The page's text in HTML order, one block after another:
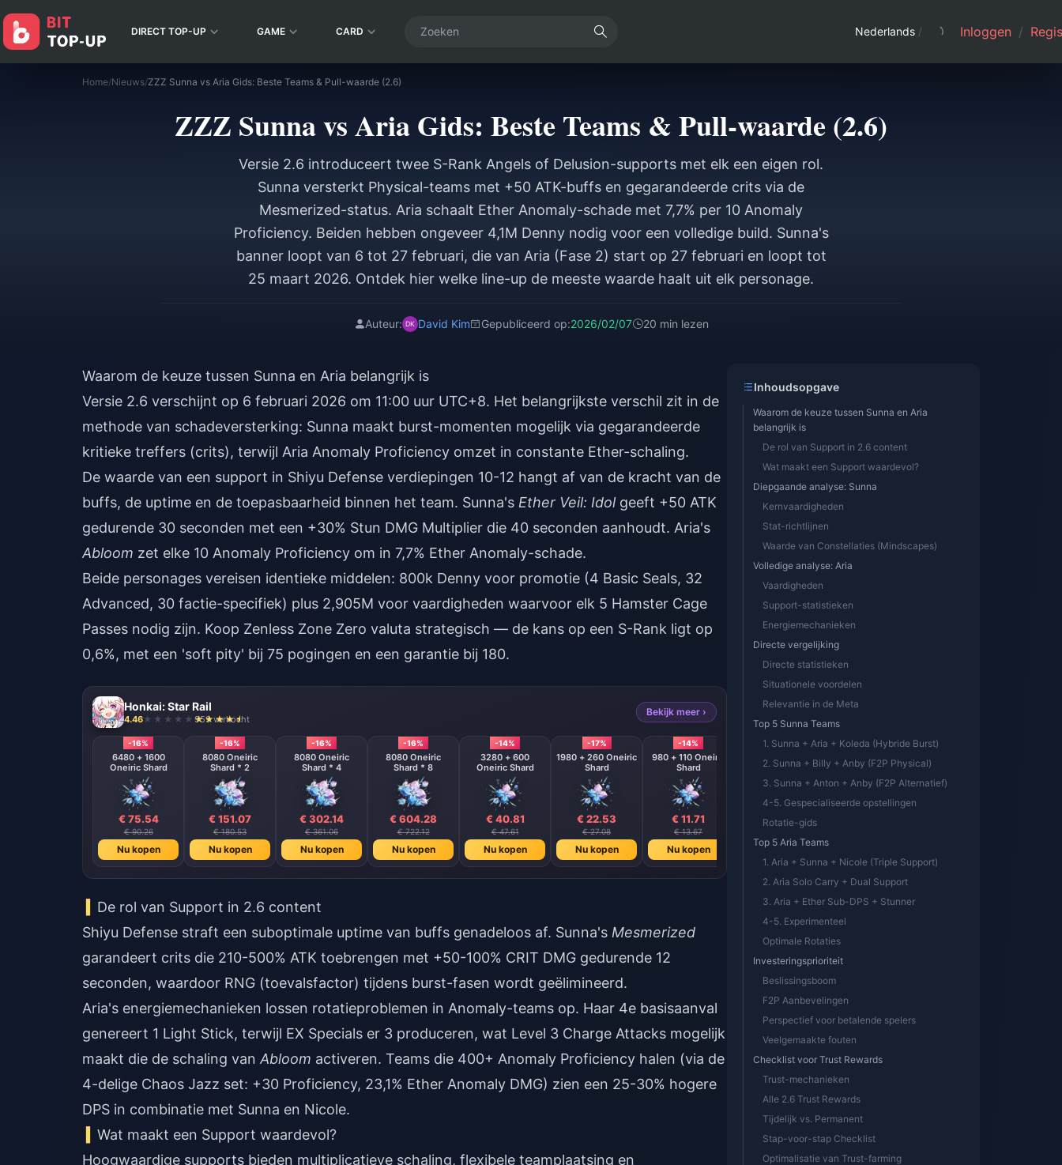
DIRECT TOP-UP GAME CARD Nederlands / Inloggen /
Home/Nieuws/ZZZ Sunna vs Aria Gids: Beste Teams & Pull-waarde (2.6)
ZZZ Sunna vs Aria Gids: Beste Teams & Pull-waarde (2.6)
Versie 2.6 introduceert twee S-Rank Angels of Delusion-supports met elk een eigen rol.
Sunna versterkt Physical-teams met +50 ATK-buffs en gegarandeerde crits via de
Mesmerized-status. Aria schaalt Ether Anomaly-schade met 7,7% per 10 Anomaly
Proficiency. Beiden hebben ongeveer 4,1M Denny nodig voor een volledige build. Sunna's
banner loopt van 6 tot 27 februari, die van Aria (Fase 2) start op 27 februari en loopt tot
25 maart 2026. Ontdek hier welke line-up de meeste waarde haalt uit elk personage.
Auteur: David Kim Gepubliceerd op:2026/02/07 20 min lezen
Waarom de keuze tussen Sunna en Aria belangrijk is
Versie 2.6 verschijnt op 6 februari 2026 om 11:00 uur UTC+8. Het belangrijkste verschil zit in de
methode van schadeversterking: Sunna maakt burst-momenten mogelijk via gegarandeerde
kritieke treffers (crits), terwijl Aria Anomaly Proficiency omzet in constante Ether-schaling.
De waarde van een support in Shiyu Defense verdiepingen 10-12 hangt af van de kracht van de
buffs, de uptime en de toepasbaarheid binnen het team. Sunna's Ether Veil: Idolgeeft +50 ATK
gedurende 30 seconden met een +30% Stun DMG Multiplier die 40 seconden aanhoudt. Aria's
Abloom zet elke 10 Anomaly Proficiency om in 7,7% Ether Anomaly-schade.
Beide personages vereisen identieke middelen: 800k Denny voor promotie (4 Basic Seals, 32
Advanced, 30 factie-specifiek) plus 2,905M voor vaardigheden waarvoor elk 5 Hamster Cage
Passes nodig zijn. Koop Zenless Zone Zero valuta strategisch — de kans op een S-Rank ligt op
0,6%, met een 'soft pity' bij 75 pogingen en een garantie bij 180.
Honkai: Star Rail
4.46 959 verkocht
Bekijk meer ›
-16%
6480 + 1600
Oneiric Shard
€ 75.54
€ 90.26
Nu kopen
-16%
8080 Oneiric
Shard * 2
€ 151.07
€ 180.53
Nu kopen
-16%
8080 Oneiric
Shard * 4
€ 302.14
€ 361.06
Nu kopen
-16%
8080 Oneiric
Shard * 8
€ 604.28
€ 722.12
Nu kopen
-14%
3280 + 600
Oneiric Shard
€ 40.81
€ 47.61
Nu kopen
-17%
1980 + 260 Oneiric
Shard
€ 22.53
€ 27.08
Nu kopen
-14%
980 + 110 Oneiric
Shard
€ 11.71
€ 13.67
Nu kopen
-17%
Express Supply
Pass
€ 3.76
Nu kopen
-17%
300 + 30 Oneiric
Shard
60 Oneiric Shard
De rol van Support in 2.6 content
Shiyu Defense straft een suboptimale uptime van buffs genadeloos af. Sunna's Mesmerized
garandeert crits die 210-500% ATK toebrengen met +50-100% CRIT DMG gedurende 12
seconden, waardoor RNG (toevalsfactor) tijdens burst-fasen wordt geëlimineerd.
Aria's energiemechanieken lossen rotatieproblemen in Anomaly-teams op. Haar 4e basisaanval
genereert 1 Light Stick, terwijl EX Specials er 3 produceren, wat Level 3 Charge Attacks mogelijk
maakt die de schaling van Abloom activeren. Teams die 400+ Anomaly Proficiency halen (via de
4-delige Chaos Jazz set: +30 Proficiency, 23,1% Ether Anomaly DMG) zien een 25-30% hogere
DPS in combinatie met Sunna en Nicole.
Wat maakt een Support waardevol?
Hoogwaardige supports bieden multiplicatieve schaling, flexibele teamplaatsing en
Inhoudsopgave
Waarom de keuze tussen Sunna en Aria
belangrijk is
De rol van Support in 2.6 content
Wat maakt een Support waardevol?
Diepgaande analyse: Sunna
Kernvaardigheden
Stat-richtlijnen
Waarde van Constellaties (Mindscapes)
Volledige analyse: Aria
Vaardigheden
Support-statistieken
Energiemechanieken
Directe vergelijking
Directe statistieken
Situationele voordelen
Relevantie in de Meta
Top 5 Sunna Teams
1. Sunna + Aria + Koleda (Hybride Burst)
2. Sunna + Billy + Anby (F2P Physical)
3. Sunna + Anton + Anby (F2P Alternatief)
4-5. Gespecialiseerde opstellingen
Rotatie-gids
Top 5 Aria Teams
1. Aria + Sunna + Nicole (Triple Support)
2. Aria Solo Carry + Dual Support
3. Aria + Ether Sub-DPS + Stunner
4-5. Experimenteel
Optimale Rotaties
Investeringsprioriteit
Beslissingsboom
F2P Aanbevelingen
Perspectief voor betalende spelers
Veelgemaakte fouten
Checklist voor Trust Rewards
Trust-mechanieken
Alle 2.6 Trust Rewards
Tijdelijk vs. Permanent
Stap-voor-stap Checklist
Optimalisatie van Trust-farming